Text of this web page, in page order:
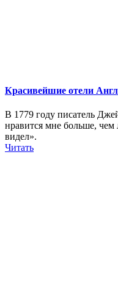
Красивейшие отели
В 1779 году писатель
нравится мне больше,
видел».
Читать